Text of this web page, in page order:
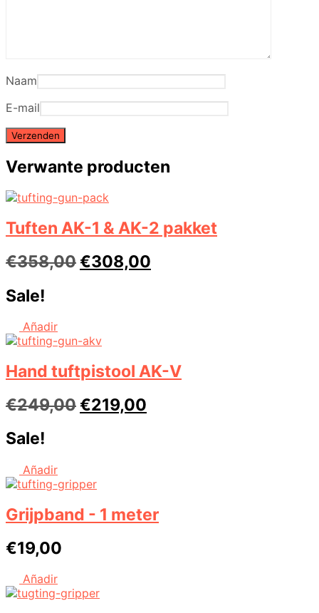
Naam
E-mail
Verwante producten
Tuften AK-1 & AK-2 pakket
€358,00Oorspronkelijke
€308,00
Sale!
Añadir
Hand tuftpistool AK-V
€249,00Oorspronkelijke
€219,00
Sale!
Añadir
Grijpband - 1 meter
€19,00
Añadir